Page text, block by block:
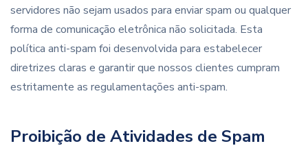
servidores não sejam usados para enviar spam ou qualquer
forma de comunicação eletrônica não solicitada. Esta
política anti-spam foi desenvolvida para estabelecer
diretrizes claras e garantir que nossos clientes cumpram
estritamente as regulamentações anti-spam.
Proibição de Atividades de Spam